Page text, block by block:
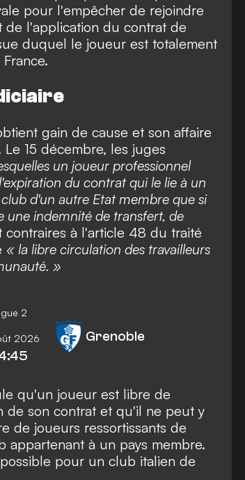
pour l'empêcher de rejoindre
de l'application du contrat de
duquel le joueur est totalement
France.
gain de cause et son affaire
15 décembre, les juges
un joueur professionnel
du contrat qui le lie à un
d'un autre Etat membre que si
une indemnité de transfert, de
contraires à l'article 48 du traité
« la libre circulation des travailleurs
»
2
2026 Grenoble
qu'un joueur est libre de
de son contrat et qu'il ne peut y
de joueurs ressortissants de
appartenant à un pays membre.
pour un club italien de